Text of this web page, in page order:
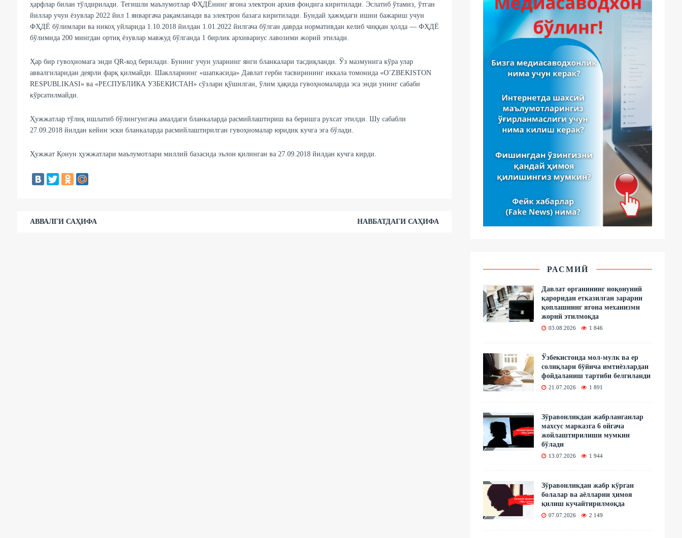
ҳарфлар билан тўлдирилади. Тегишли маълумотлар ФҲДЁнинг ягона электрон архив фондига киритилади. Эслатиб ўтамиз, ўтган
йиллар учун ёзувлар 2022 йил 1 январгача рақамланади ва электрон базага киритилади. Бундай ҳажмдаги ишни бажариш учун
ФҲДЁ бўлимлари ва никоҳ уйларида 1.10.2018 йилдан 1.01.2022 йилгача бўлган даврда нормативдан келиб чиққан ҳолда — ФҲДЁ
бўлимида 200 мингдан ортиқ ёзувлар мавжуд бўлганда 1 бирлик архивариус лавозими жорий этилади.
Ҳар бир гувоҳномага энди QR-код берилади. Бунинг учун уларнинг янги бланкалари тасдиқланди. Ўз мазмунига кўра улар
аввалгиларидан деярли фарқ қилмайди. Шаклларнинг «шапкасида» Давлат герби тасвирининг иккала томонида «O’ZBEKISTON
RESPUBLIKASI» ва «РЕСПУБЛИКА УЗБЕКИСТАН» сўзлари қўшилган, ўлим ҳақида гувоҳномаларда эса энди унинг сабаби
кўрсатилмайди.
Ҳужжатлар тўлиқ ишлатиб бўлингунгача амалдаги бланкаларда расмийлаштириш ва беришга рухсат этилди. Шу сабабли
27.09.2018 йилдан кейин эски бланкаларда расмийлаштирилган гувоҳномалар юридик кучга эга бўлади.
Ҳужжат Қонун ҳужжатлари маълумотлари миллий базасида эълон қилинган ва 27.09.2018 йилдан кучга кирди.
АВВАЛГИ САҲИФА НАВБАТДАГИ САҲИФА
РАСМИЙ
Давлат органининг ноқонуний
қароридан етказилган зарарни
қоплашнинг ягона механизми
жорий этилмоқда
03.08.2026 1 846
Ўзбекистонда мол-мулк ва ер
солиқлари бўйича имтиёзлардан
фойдаланиш тартиби белгиланди
21.07.2026 1 891
Зўравонликдан жабрланганлар
махсус марказга 6 ойгача
жойлаштирилиши мумкин
бўлади
13.07.2026 1 944
Зўравонликдан жабр кўрган
болалар ва аёлларни ҳимоя
қилиш кучайтирилмоқда
07.07.2026 2 149